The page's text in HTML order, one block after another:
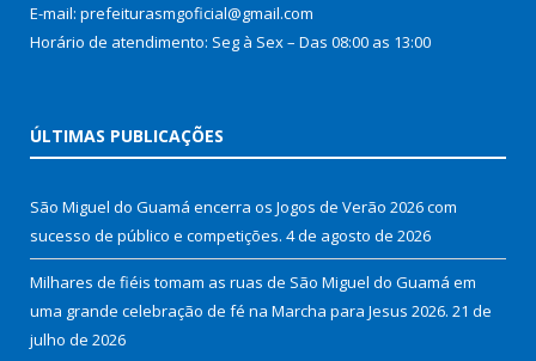
E-mail: prefeiturasmgoficial@gmail.com
Horário de atendimento: Seg à Sex – Das 08:00 as 13:00
ÚLTIMAS PUBLICAÇÕES
São Miguel do Guamá encerra os Jogos de Verão 2026 com
sucesso de público e competições. 4 de agosto de 2026
Milhares de fiéis tomam as ruas de São Miguel do Guamá em
uma grande celebração de fé na Marcha para Jesus 2026. 21 de
julho de 2026